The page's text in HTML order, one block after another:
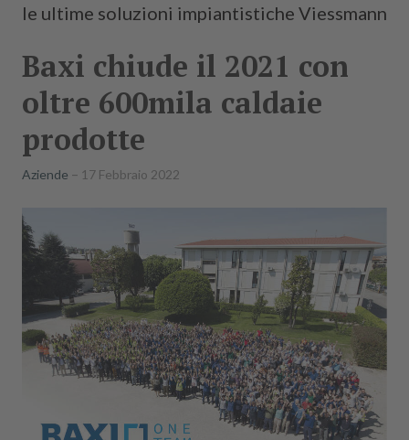
le ultime soluzioni impiantistiche Viessmann
Baxi chiude il 2021 con
oltre 600mila caldaie
prodotte
Aziende 17 Febbraio 2022